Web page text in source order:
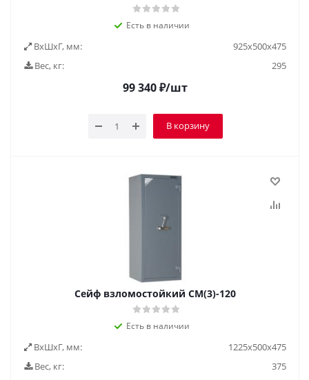
Есть в наличии
ВxШxГ, мм:
925x500x475
Вес, кг:
295
99 340₽/шт
В корзину
Сейф взломостойкий СМ(3)-120
Есть в наличии
ВxШxГ, мм:
1225x500x475
Вес, кг:
375